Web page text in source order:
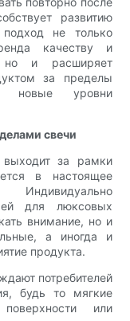
развитию
не только
качеству и
и расширяет
за пределы
новые уровни
свечи
выходит за рамки
в настоящее
Индивидуально
для люксовых
внимание, но и
а иногда и
продукта.
потребителей
будь то мягкие
или